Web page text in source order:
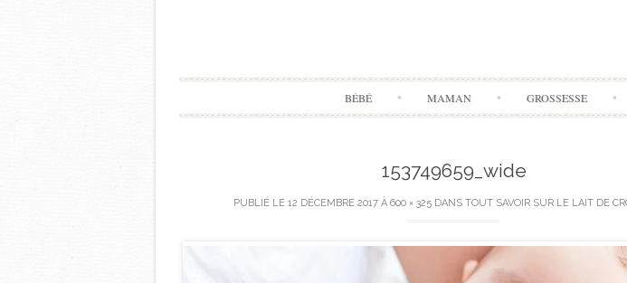
BÉBÉ MAMAN GROSSESSE
153749659_wide
PUBLIÉ LE 12 DÉCEMBRE 2017 À 600 × 325 DANS TOUT SAVOIR SUR LE LAIT DE